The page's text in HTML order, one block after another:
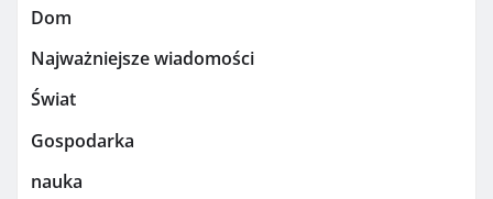
Dom
Najważniejsze wiadomości
Świat
Gospodarka
nauka